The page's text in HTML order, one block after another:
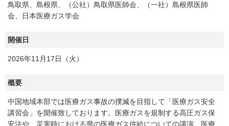
事業者の方へ
セミナー・イベント
会報誌・本部活動報告
地域本部のページ
鳥取県、島根県、（公社）鳥取県医師会、（一社）島根県医師
会、日本医療ガス学会
開催日
2026年11月17日（火）
概要
中国地域本部では医療ガス事故の撲滅を目指して「医療ガス安全
講習会」を開催致しております。医療ガスを規制する高圧ガス保
安法や、災害時における県の医療ガス供給についての講演、医療